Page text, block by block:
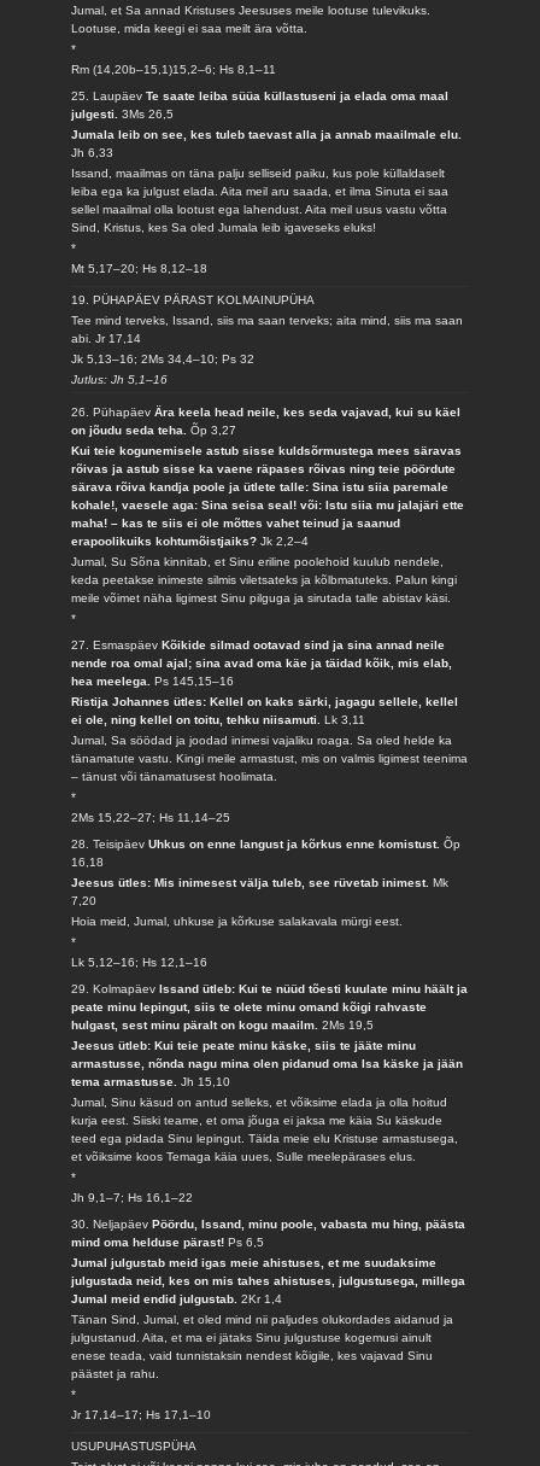
Jumal, et Sa annad Kristuses Jeesuses meile lootuse tulevikuks.
Lootuse, mida keegi ei saa meilt ära võtta.
*
Rm (14,20b–15,1)15,2–6; Hs 8,1–11
25. LaupäevTe saate leiba süüa küllastuseni ja elada oma maal
julgesti.3Ms 26,5
Jumala leib on see, kes tuleb taevast alla ja annab maailmale elu.
Jh 6,33
Issand, maailmas on täna palju selliseid paiku, kus pole küllaldaselt
leiba ega ka julgust elada. Aita meil aru saada, et ilma Sinuta ei saa
sellel maailmal olla lootust ega lahendust. Aita meil usus vastu võtta
Sind, Kristus, kes Sa oled Jumala leib igaveseks eluks!
*
Mt 5,17–20; Hs 8,12–18
19. PÜHAPÄEV PÄRAST KOLMAINUPÜHA
Tee mind terveks, Issand, siis ma saan terveks; aita mind, siis ma saan
abi.Jr 17,14
Jk 5,13–16; 2Ms 34,4–10; Ps 32
Jutlus: Jh 5,1–16
26. PühapäevÄra keela head neile, kes seda vajavad, kui su käel
on jõudu seda teha.Õp 3,27
Kui teie kogunemisele astub sisse kuldsõrmustega mees säravas
rõivas ja astub sisse ka vaene räpases rõivas ning teie pöördute
särava rõiva kandja poole ja ütlete talle: Sina istu siia paremale
kohale!, vaesele aga: Sina seisa seal! või: Istu siia mu jalajäri ette
maha! – kas te siis ei ole mõttes vahet teinud ja saanud
erapoolikuiks kohtumõistjaiks?Jk 2,2–4
Jumal, Su Sõna kinnitab, et Sinu eriline poolehoid kuulub nendele,
keda peetakse inimeste silmis viletsateks ja kõlbmatuteks. Palun kingi
meile võimet näha ligimest Sinu pilguga ja sirutada talle abistav käsi.
*
27. EsmaspäevKõikide silmad ootavad sind ja sina annad neile
nende roa omal ajal; sina avad oma käe ja täidad kõik, mis elab,
hea meelega.Ps 145,15–16
Ristija Johannes ütles: Kellel on kaks särki, jagagu sellele, kellel
ei ole, ning kellel on toitu, tehku niisamuti.Lk 3,11
Jumal, Sa söödad ja joodad inimesi vajaliku roaga. Sa oled helde ka
tänamatute vastu. Kingi meile armastust, mis on valmis ligimest teenima
– tänust või tänamatusest hoolimata.
*
2Ms 15,22–27; Hs 11,14–25
28. TeisipäevUhkus on enne langust ja kõrkus enne komistust.Õp
16,18
Jeesus ütles: Mis inimesest välja tuleb, see rüvetab inimest.Mk
7,20
Hoia meid, Jumal, uhkuse ja kõrkuse salakavala mürgi eest.
*
Lk 5,12–16; Hs 12,1–16
29. KolmapäevIssand ütleb: Kui te nüüd tõesti kuulate minu häält ja
peate minu lepingut, siis te olete minu omand kõigi rahvaste
hulgast, sest minu päralt on kogu maailm.2Ms 19,5
Jeesus ütleb: Kui teie peate minu käske, siis te jääte minu
armastusse, nõnda nagu mina olen pidanud oma Isa käske ja jään
tema armastusse.Jh 15,10
Jumal, Sinu käsud on antud selleks, et võiksime elada ja olla hoitud
kurja eest. Siiski teame, et oma jõuga ei jaksa me käia Su käskude
teed ega pidada Sinu lepingut. Täida meie elu Kristuse armastusega,
et võiksime koos Temaga käia uues, Sulle meelepärases elus.
*
Jh 9,1–7; Hs 16,1–22
30. NeljapäevPöördu, Issand, minu poole, vabasta mu hing, päästa
mind oma helduse pärast!Ps 6,5
Jumal julgustab meid igas meie ahistuses, et me suudaksime
julgustada neid, kes on mis tahes ahistuses, julgustusega, millega
Jumal meid endid julgustab.2Kr 1,4
Tänan Sind, Jumal, et oled mind nii paljudes olukordades aidanud ja
julgustanud. Aita, et ma ei jätaks Sinu julgustuse kogemusi ainult
enese teada, vaid tunnistaksin nendest kõigile, kes vajavad Sinu
päästet ja rahu.
*
Jr 17,14–17; Hs 17,1–10
USUPUHASTUSPÜHA